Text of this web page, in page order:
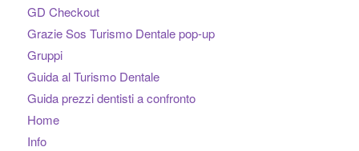
GD Checkout
Grazie Sos Turismo Dentale pop-up
Gruppi
Guida al Turismo Dentale
Guida prezzi dentisti a confronto
Home
Info